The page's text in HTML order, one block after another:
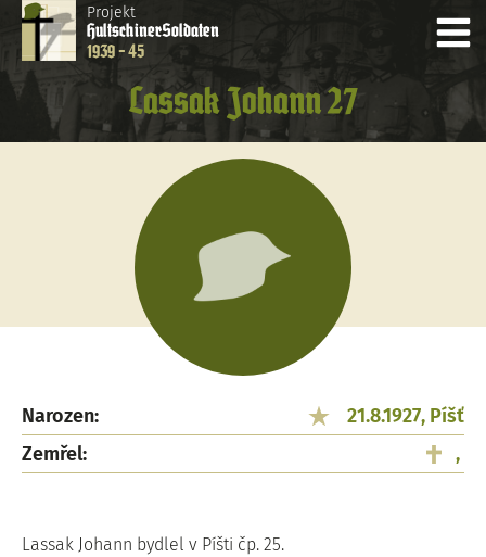
Projekt
HultschinerSoldaten
1939 - 45
Lassak Johann 27
Narozen:
21.8.1927, Píšť
Zemřel:
,
Lassak Johann bydlel v Píšti čp. 25.